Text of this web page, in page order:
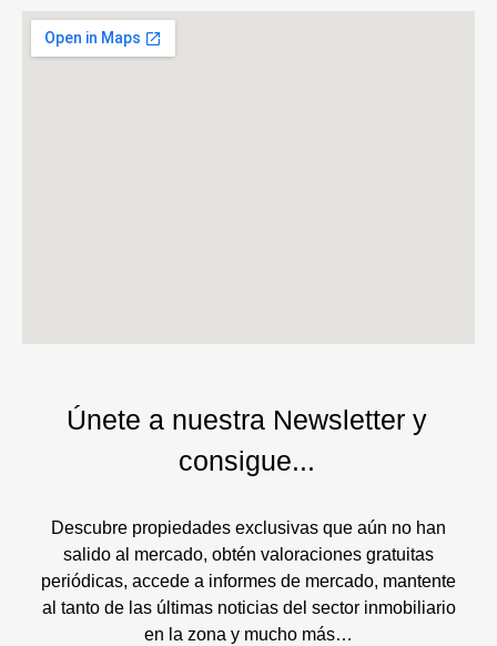
Únete a nuestra Newsletter y
consigue...
Descubre propiedades exclusivas que aún no han
salido al mercado, obtén valoraciones gratuitas
periódicas, accede a informes de mercado, mantente
al tanto de las últimas noticias del sector inmobiliario
en la zona y mucho más…